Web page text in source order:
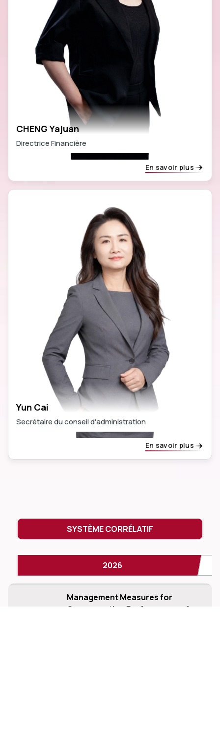
CHENG Yajuan
Directrice Financière
En savoir plus
Yun Cai
Secrétaire du conseil d'administration
En savoir plus
SYSTÈME CORRÉLATIF
2026
Management Measures for
Compensation Performance of